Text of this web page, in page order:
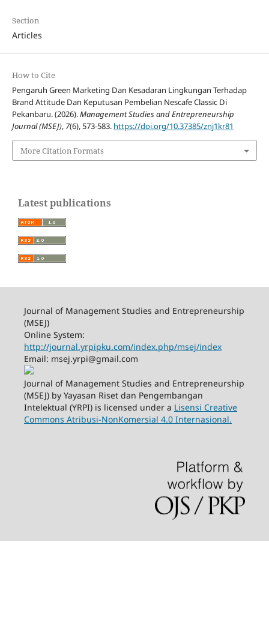
Section
Articles
How to Cite
Pengaruh Green Marketing Dan Kesadaran Lingkungan Terhadap
Brand Attitude Dan Keputusan Pembelian Nescafe Classic Di
Pekanbaru. (2026).Management Studies and Entrepreneurship
Journal (MSEJ), 7(6), 573-583. https://doi.org/10.37385/znj1kr81
More Citation Formats
Latest publications
Journal of Management Studies and Entrepreneurship
(MSEJ)
Online System:
http://journal.yrpipku.com/index.php/msej/index
Email: msej.yrpi@gmail.com
Journal of Management Studies and Entrepreneurship
(MSEJ) by Yayasan Riset dan Pengembangan
Intelektual (YRPI) is licensed under a Lisensi Creative
Commons Atribusi-NonKomersial 4.0 Internasional.